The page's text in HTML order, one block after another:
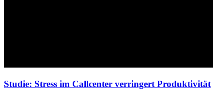
Studie: Stress im Callcenter verringert Produktivität